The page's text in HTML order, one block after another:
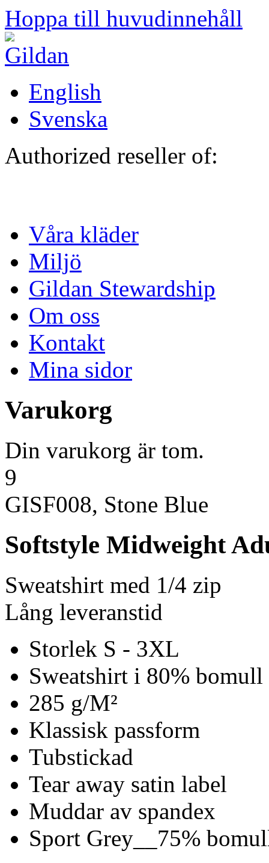
Hoppa till huvudinnehåll
English
Svenska
Authorized reseller of:
Våra kläder
Miljö
Gildan Stewardship
Om oss
Kontakt
Mina sidor
Varukorg
Din varukorg är tom.
9
GISF008, Stone Blue
Softstyle Midweight
Sweatshirt med 1/4 zip
Lång leveranstid
Storlek S - 3XL
Sweatshirt i 80%
285 g/M²
Klassisk passform
Tubstickad
Tear away satin label
Muddar av spandex
Sport Grey__75%